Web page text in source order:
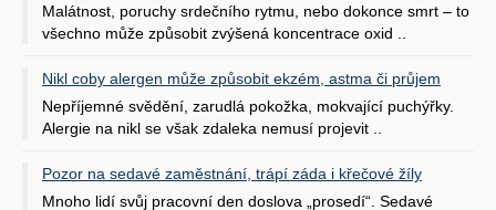
Malátnost, poruchy srdečního rytmu, nebo dokonce smrt – to
všechno může způsobit zvýšená koncentrace oxid ..
Nikl coby alergen může způsobit ekzém, astma či průjem
Nepříjemné svědění, zarudlá pokožka, mokvající puchýřky.
Alergie na nikl se však zdaleka nemusí projevit ..
Pozor na sedavé zaměstnání, trápí záda i křečové žíly
Mnoho lidí svůj pracovní den doslova „prosedí“. Sedavé